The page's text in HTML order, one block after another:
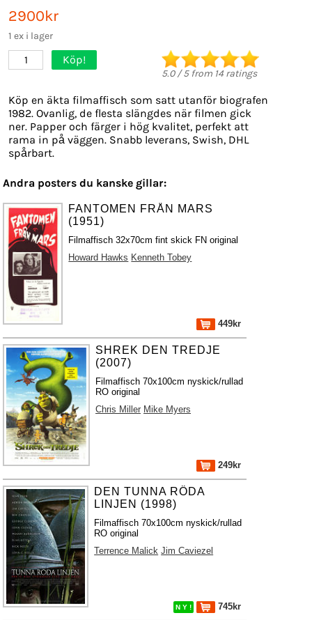
2900kr
1 ex i lager
1 Köp!
5.0/5from 14 ratings
Köp en äkta filmaffisch som satt utanför biografen
1982. Ovanlig, de flesta slängdes när filmen gick
ner. Papper och färger i hög kvalitet, perfekt att
rama in på väggen. Snabb leverans, Swish, DHL
spårbart.
Andra posters du kanske gillar:
FANTOMEN FRÅN MARS
(1951)
Filmaffisch 32x70cm fint skick FN original
Howard Hawks Kenneth Tobey
449kr
SHREK DEN TREDJE
(2007)
Filmaffisch 70x100cm nyskick/rullad
RO original
Chris Miller Mike Myers
249kr
DEN TUNNA RÖDA
LINJEN (1998)
Filmaffisch 70x100cm nyskick/rullad
RO original
Terrence Malick Jim Caviezel
N Y ! 745kr